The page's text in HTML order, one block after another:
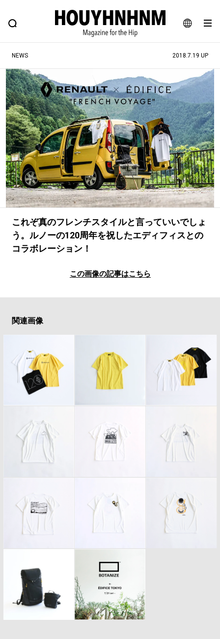
JA
EN
FEATURE BLOG SNAP
ヒップなファッション、カルチャー、ライフスタイルWEBマガジン
#注目のタグ
#SHOPPING ADDICT #憧れの逸品
#ESSENTIAL DESIGNS #古着サミット
#NEW VINTAGE #マイナーグッド図鑑
#路地裏てぃーん。 #MONTHLY JOURNAL
#GH 銘品の所以 #フイナムのYouTube
#Commune H #FOCUS IT #AH.H
#ととけん #FASHION #MUSIC #MOVIE
#LIFESTYLE #SNEAKER #OUTDOOR
#SPORTS #HANDSOME HANDBOOK
NEWS 2018.7.19 UP
これぞ真のフレンチスタイルと言っていいでしょ
う。ルノーの120周年を祝したエディフィスとの
コラボレーション！
この画像の記事はこちら
関連画像